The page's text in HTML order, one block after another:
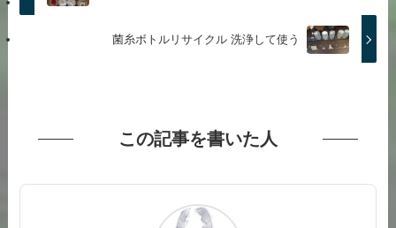
菌糸ボトルリサイクル 洗浄して使う
この記事を書いた人